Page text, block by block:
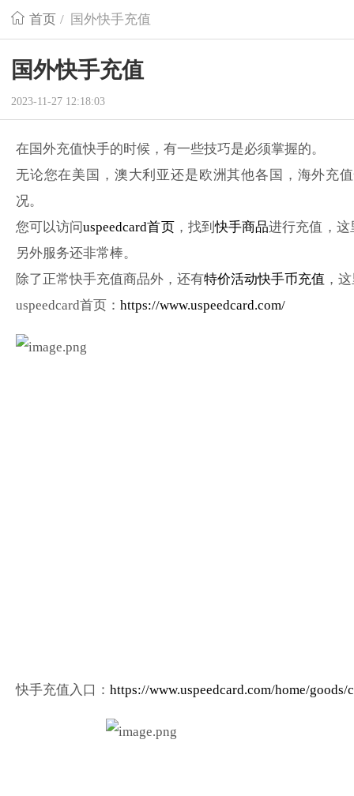
首页 / 国外快手充值
国外快手充值
2023-11-27 12:18:03
在国外充值快手的时候，有一些技巧是必须掌握的。
无论您在美国，澳大利亚还是欧洲其他各国，海外充
况。
您可以访问uspeedcard首页，找到快手商品进行充值，
另外服务还非常棒。
除了正常快手充值商品外，还有特价活动快手币充值 ，
uspeedcard首页： https://www.uspeedcard.com/
快手充值入口： https://www.uspeedcard.com/home/